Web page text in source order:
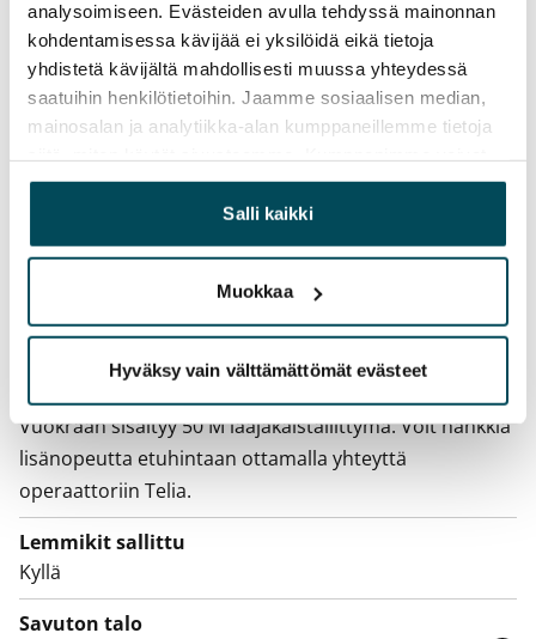
analysoimiseen. Evästeiden avulla tehdyssä mainonnan
kohdentamisessa kävijää ei yksilöidä eikä tietoja
yhdistetä kävijältä mahdollisesti muussa yhteydessä
saatuihin henkilötietoihin. Jaamme sosiaalisen median,
mainosalan ja analytiikka-alan kumppaneillemme tietoja
yhdistää näitä tietoja muihin tietoihin, joita olet antanut
heille tai joita on kerätty, kun olet käyttänyt heidän
palvelujaan.
Salli kaikki
Muokkaa
Hyväksy vain välttämättömät evästeet
Vuokra
Vuokravakuus
0 €, (yrityksille min. 1 kk vuokra)
Pakollinen, ei sisälly vuokraan
27 €/hlö/kk
Vuokralainen solmii itse sähkösopimuksen.
Laajakaista
Vuokraan sisältyy 50 M laajakaistaliittymä. Voit hankkia
lisänopeutta etuhintaan ottamalla yhteyttä
operaattoriin Telia.
Lemmikit sallittu
Kyllä
Savuton talo